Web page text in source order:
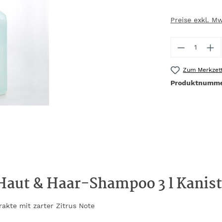
Preise exkl.
Zum
& Haar-Shampoo 3 l
mit zarter Zitrus Note